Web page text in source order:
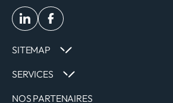
SITEMAP
SERVICES
NOS PARTENAIRES